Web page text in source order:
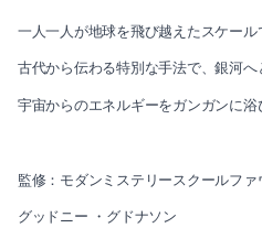
一人一人が地球を飛び越えたスケール
古代から伝わる特別な手法で、銀河へ
宇宙からのエネルギーをガンガンに浴
監修：モダンミステリースクールファ
グッドニー ・グドナソン